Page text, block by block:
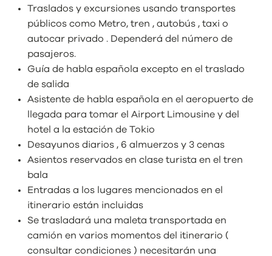
Traslados y excursiones usando transportes
públicos como Metro, tren , autobús , taxi o
autocar privado . Dependerá del número de
pasajeros.
Guía de habla española excepto en el traslado
de salida
Asistente de habla española en el aeropuerto de
llegada para tomar el Airport Limousine y del
hotel a la estación de Tokio
Desayunos diarios , 6 almuerzos y 3 cenas
Asientos reservados en clase turista en el tren
bala
Entradas a los lugares mencionados en el
itinerario están incluidas
Se trasladará una maleta transportada en
camión en varios momentos del itinerario (
consultar condiciones ) necesitarán una